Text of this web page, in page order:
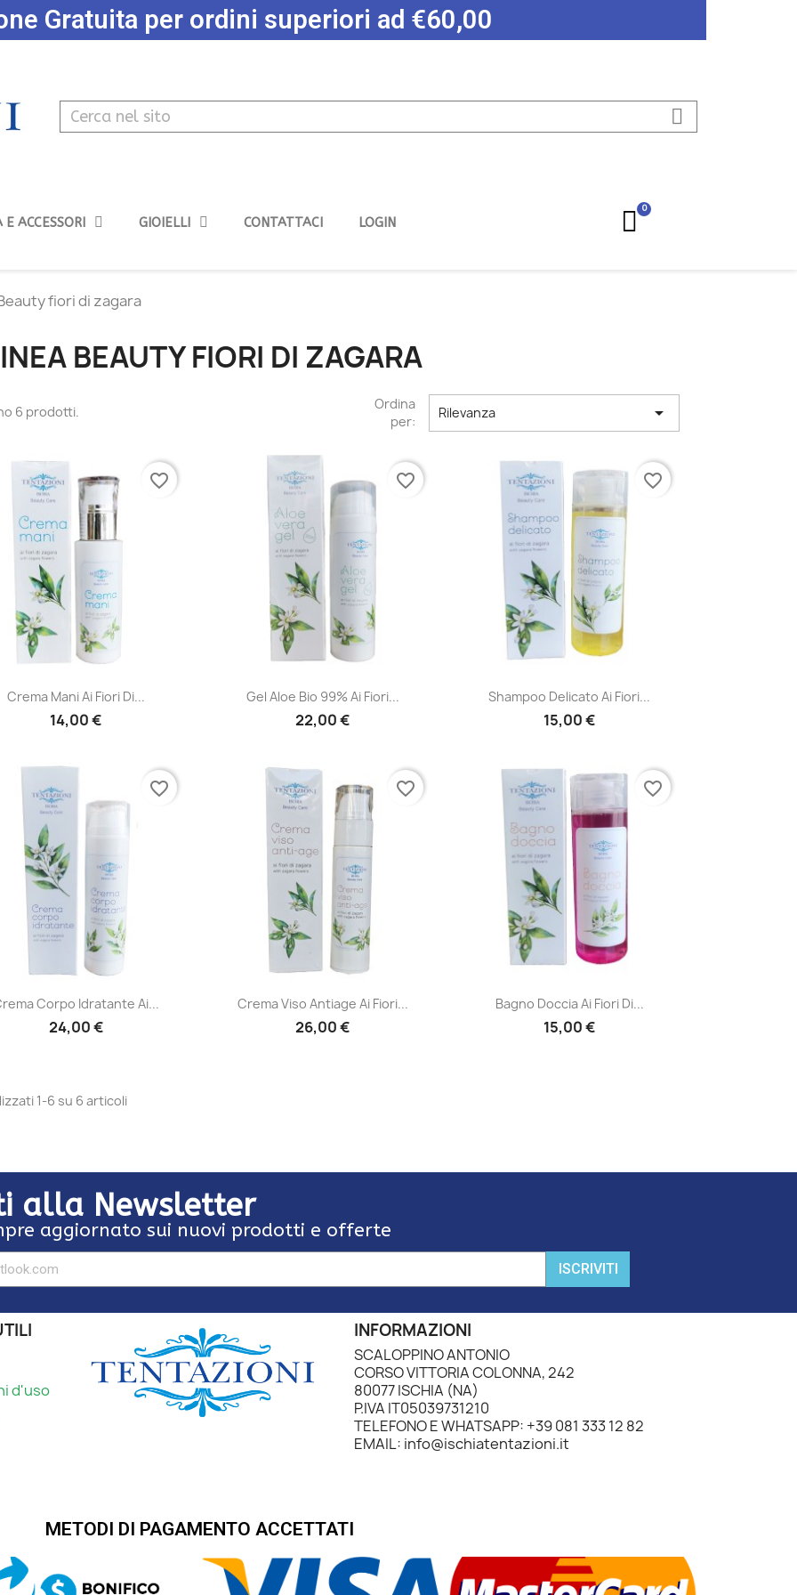
Gratuita per ordini superiori ad €60,00
E ACCESSORI GIOIELLI CONTATTACI LOGIN
fiori di zagara
BEAUTY FIORI DI ZAGARA
6 prodotti.
Ordina
per:
Rilevanza 
Anteprima
Crema Mani Ai Fiori Di...
14,00 €
favorite_border
 Anteprima
Gel Aloe Bio 99% Ai Fiori...
22,00 €
favorite_border
Anteprima
Shampoo Delicato Ai Fiori...
15,00 €
favorite_border
Anteprima
Corpo Idratante Ai...
24,00 €
favorite_border
Anteprima
Crema Viso Antiage Ai Fiori...
26,00 €
favorite_border
Anteprima
Bagno Doccia Ai Fiori Di...
15,00 €
favorite_border
1-6 su 6 articoli
alla Newsletter
aggiornato sui nuovi prodotti e offerte
ISCRIVITI
d'uso
INFORMAZIONI
SCALOPPINO ANTONIO
CORSO VITTORIA COLONNA, 242
80077 ISCHIA (NA)
P.IVA IT05039731210
TELEFONO E WHATSAPP: +39 081 333 12 82
EMAIL: info@ischiatentazioni.it
METODI DI PAGAMENTO ACCETTATI